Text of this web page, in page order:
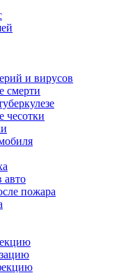
и вирусов
смерти
чесотки
авто
пожара